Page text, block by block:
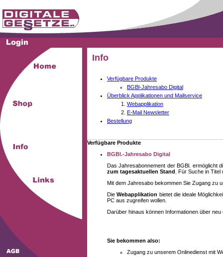
Info
Verfügbare Produkte
BGBl-Jahresabo Digital
Überblick Applikationen und Mailservice
Webapplikation
E-Mail Newsletter
Bestellung
Verfügbare Produkte
BGBl.-Jahresabo Digital
Das Jahresabonnement der BGBl. ermöglicht
zum tagesaktuellen Stand . Für Suche in
Mit dem Jahresabo bekommen Sie Zugang zu
DieWebapplikation bietet die ideale
PC aus zugreifen wollen.
Darüber hinaus können Informationen über
Sie bekommen also:
Zugang zu unserem Onlinedienst mit